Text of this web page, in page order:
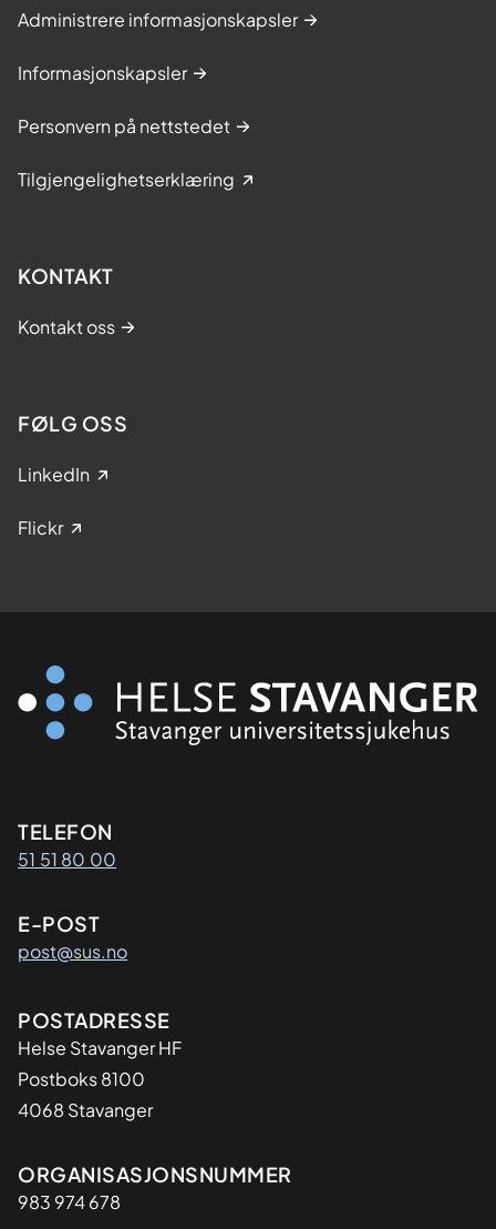
Administrere informasjonskapsler
Informasjonskapsler
Personvern på nettstedet
Tilgjengelighetserklæring
KONTAKT
Kontakt oss
FØLG OSS
LinkedIn
Flickr
Kontaktinformasjon
TELEFON
51 51 80 00
E-POST
post@sus.no
Adresse
POSTADRESSE
Helse Stavanger HF
Postboks 8100
4068 Stavanger
Organisasjon
ORGANISASJONSNUMMER
983 974 678